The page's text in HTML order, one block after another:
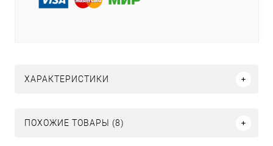
ХАРАКТЕРИСТИКИ
ПОХОЖИЕ ТОВАРЫ (8)